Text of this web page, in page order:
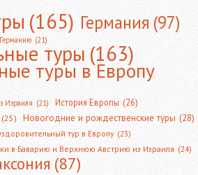
(165) Германия(97)
(21)
туры(163)
туры в Европу
Израиля (21) История Европы (26)
(25) Новогодние и рождественские туры (28)
тур в Европу (23)
в Баварию и Верхнюю Австрию из Израиля (24)
(87)